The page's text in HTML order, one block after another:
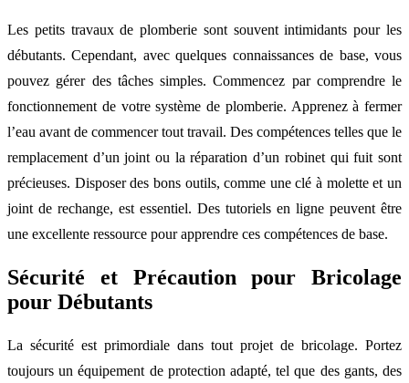
Les petits travaux de plomberie sont souvent intimidants pour les
débutants. Cependant, avec quelques connaissances de base, vous
pouvez gérer des tâches simples. Commencez par comprendre le
fonctionnement de votre système de plomberie. Apprenez à fermer
l’eau avant de commencer tout travail. Des compétences telles que le
remplacement d’un joint ou la réparation d’un robinet qui fuit sont
précieuses. Disposer des bons outils, comme une clé à molette et un
joint de rechange, est essentiel. Des tutoriels en ligne peuvent être
une excellente ressource pour apprendre ces compétences de base.
Sécurité et Précaution pour Bricolage
pour Débutants
La sécurité est primordiale dans tout projet de bricolage. Portez
toujours un équipement de protection adapté, tel que des gants, des